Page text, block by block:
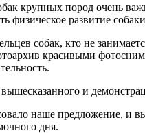
крупных пород очень
физическое развитие
собак, кто не
красивыми
и
наше предложение, и
дня.